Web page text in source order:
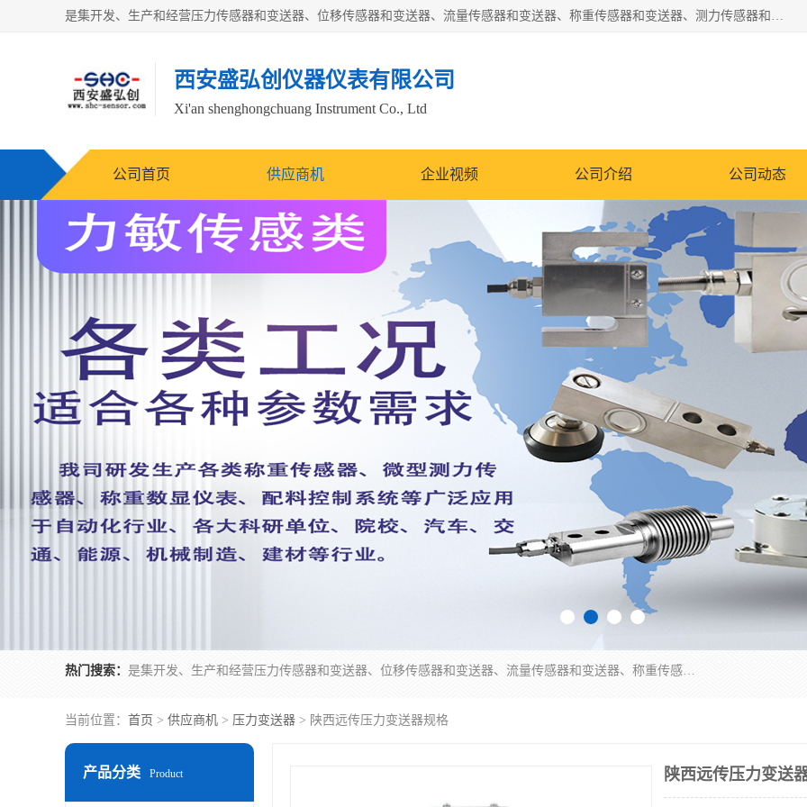
是集开发、生产和经营压力传感器和变送器、位移传感器和变送器、流量传感器和变送器、称重传感器和变送器、测力传感器和变送器、温湿度传感器和变送器、扭矩传感器、智能数显控制仪表等产品的化高新技术企业。
西安盛弘创仪器仪表有限公司
Xi'an shenghongchuang Instrument Co., Ltd
公司首页 供应商机 企业视频 公司介绍 公司动态
热门搜索： 是集开发、生产和经营压力传感器和变送器、位移传感器和变送器、流量传感器和变送器、称重传感器和变送器、测力传感器和变送器、温湿度传感器和变送器、扭矩传感器、智能数显控制仪表等产品的化高新技术企业。
当前位置： 首页 > 供应商机 > 压力变送器 > 陕西远传压力变送器规格
产品分类 Product 陕西远传压力变送